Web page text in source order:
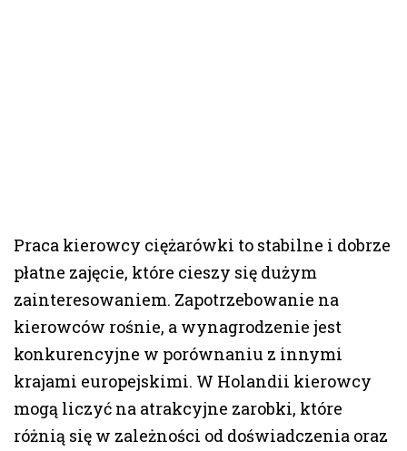
Praca kierowcy ciężarówki to stabilne i dobrze
płatne zajęcie, które cieszy się dużym
zainteresowaniem. Zapotrzebowanie na
kierowców rośnie, a wynagrodzenie jest
konkurencyjne w porównaniu z innymi
krajami europejskimi. W Holandii kierowcy
mogą liczyć na atrakcyjne zarobki, które
różnią się w zależności od doświadczenia oraz